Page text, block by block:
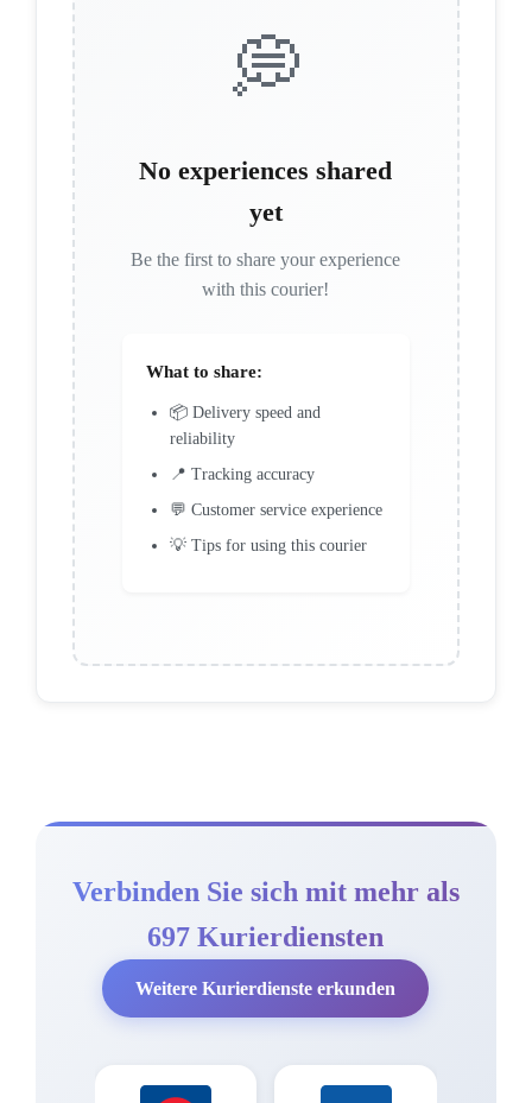
💭
No experiences shared
yet
Be the first to share your experience
with this courier!
What to share:
📦 Delivery speed and
reliability
📍 Tracking accuracy
💬 Customer service experience
💡 Tips for using this courier
Verbinden Sie sich mit mehr als
697 Kurierdiensten
Weitere Kurierdienste erkunden